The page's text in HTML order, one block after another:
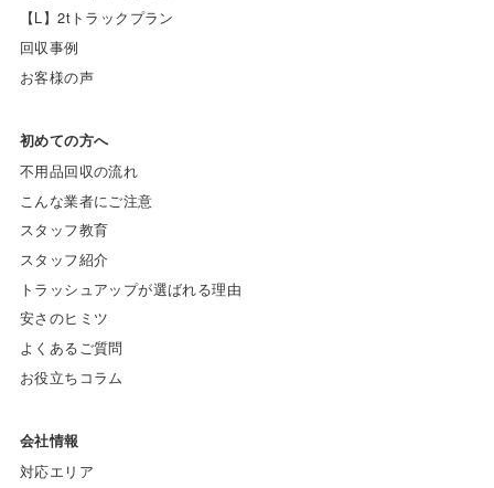
【L】2tトラックプラン
回収事例
お客様の声
初めての方へ
不用品回収の流れ
こんな業者にご注意
スタッフ教育
スタッフ紹介
トラッシュアップが選ばれる理由
安さのヒミツ
よくあるご質問
お役立ちコラム
会社情報
対応エリア